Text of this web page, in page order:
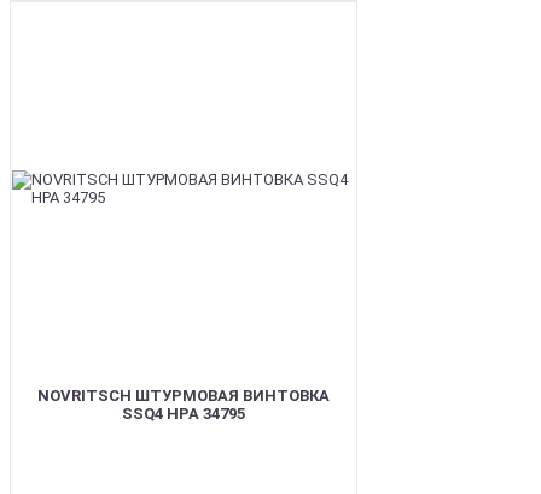
NOVRITSCH ШТУРМОВАЯ ВИНТОВКА
SSQ4 HPA 34795